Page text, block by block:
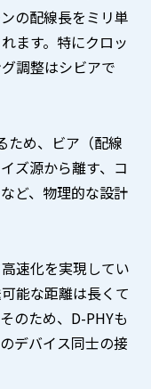
の配線長をミリ単
ます。特にクロッ
調整はシビアで
ため、ビア（配線
ズ源から離す、コ
ど、物理的な設計
速化を実現してい
能な距離は長くて
のため、D-PHYも
デバイス同士の接